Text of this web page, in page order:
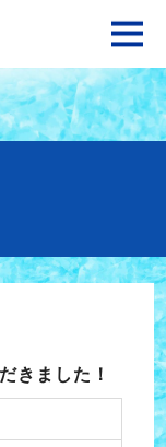
きました！